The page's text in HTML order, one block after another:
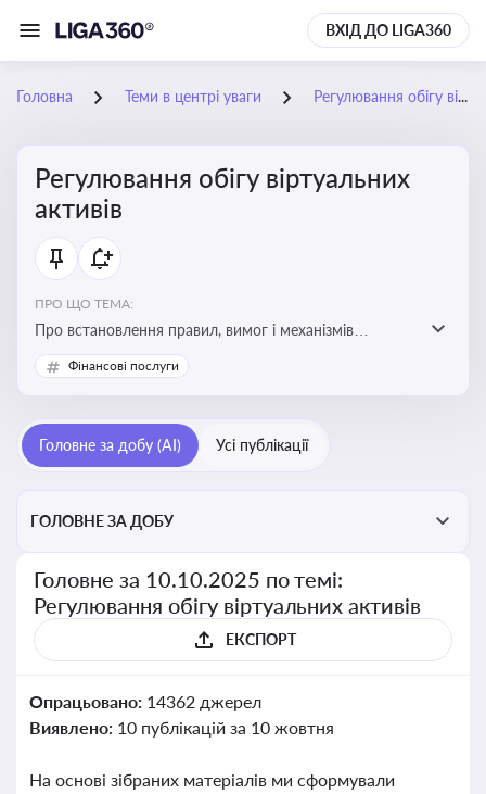
ВХІД ДО LIGA360
Головна Теми в центрі уваги Регулювання обігу віртуальних активів
Регулювання обігу віртуальних
активів
ПРО ЩО ТЕМА:
Про встановлення правил, вимог і механізмів
контролю за використанням, обігом та
оподаткуванням віртуальних активів, таких як
Фінансові послуги
Головне за добу (AI) Усі публікації
ГОЛОВНЕ ЗА ДОБУ
Головне за 10.10.2025 по темі:
Регулювання обігу віртуальних активів
ЕКСПОРТ
Опрацьовано: 14362 джерел
Виявлено: 10 публікацій за 10 жовтня
На основі зібраних матеріалів ми сформували